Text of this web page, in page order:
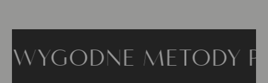
METODY PŁATNOŚCI